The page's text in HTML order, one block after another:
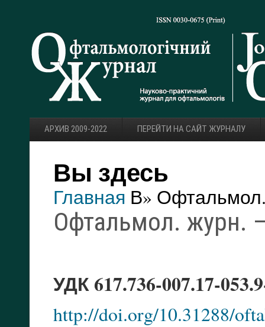
АРХИВ 2009-2022 ПЕРЕЙТИ НА САЙТ ЖУРНАЛУ
Вы здесь
Главная В»
Офтальмол. журн.
УДК 617.736-007.17-
http://doi.org/10.31288/